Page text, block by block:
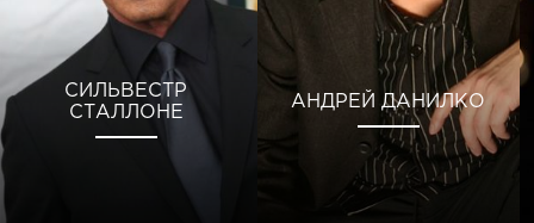
СИЛЬВЕСТР
СТАЛЛОНЕ
АНДРЕЙ ДАНИЛКО